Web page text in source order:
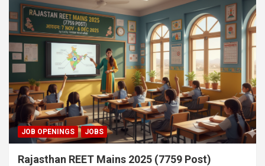
JOB OPENINGS JOBS
Rajasthan REET Mains 2025 (7759 Post)